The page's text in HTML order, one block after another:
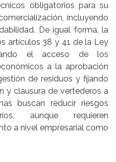
obligatorios para su
incluyendo
De igual forma, la
artículos 38 y 41 de la Ley
el acceso de los
a la aprobación
de residuos y fijando
y clausura de vertederos a
buscan reducir riesgos
aunque requieren
a nivel empresarial como